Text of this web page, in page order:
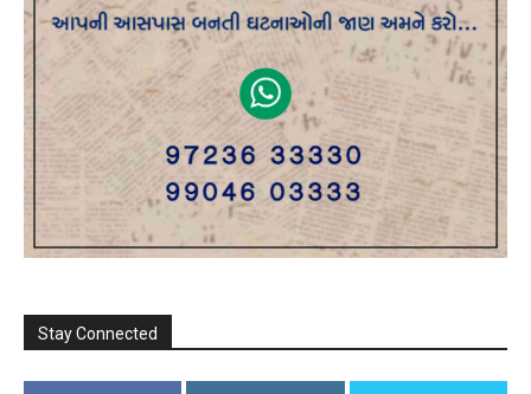
Stay Connected